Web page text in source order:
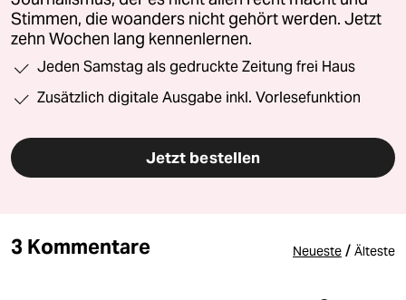
Stimmen, die woanders nicht gehört werden. Jetzt
zehn Wochen lang kennenlernen.
Jeden Samstag als gedruckte Zeitung frei Haus
Zusätzlich digitale Ausgabe inkl. Vorlesefunktion
Jetzt bestellen
3 Kommentare Neueste / Älteste